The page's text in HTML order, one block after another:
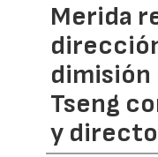
Merida
dimisión
Tseng
y